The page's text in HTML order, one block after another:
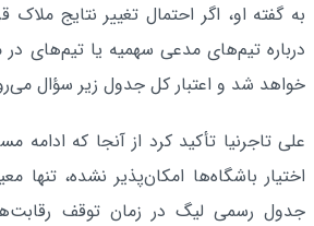
به گفته او، اگر احتمال تغییر نتایج ملاک
درباره تیم‌های مدعی سهمیه یا تیم‌های
خواهد شد و اعتبار کل جدول زیر سؤال
علی تاجرنیا تأکید کرد از آنجا که ادامه
اختیار باشگاه‌ها امکان‌پذیر نشده، تنها
جدول رسمی لیگ در زمان توقف